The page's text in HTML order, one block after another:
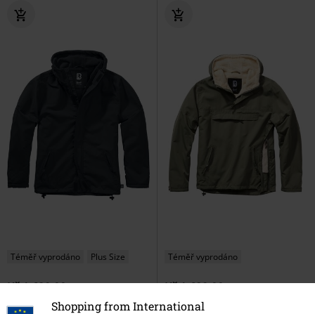
Shopping from International
Téměř vyprodáno Plus Size
Kč 1.629,00
Bunda se zipem
Brandit
Téměř vyprodáno
Kč 1.629,00
Bunda s hřejivou podšívkou